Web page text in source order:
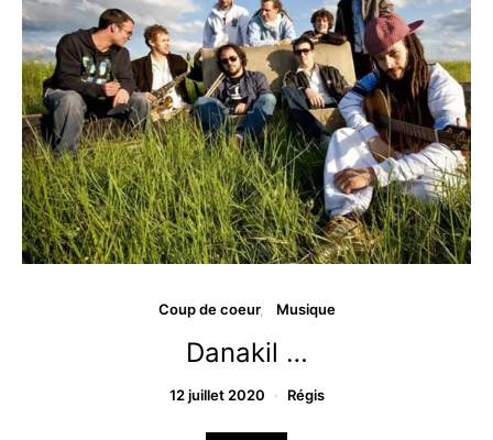
Coup de coeur Musique
Danakil …
12 juillet 2020 Régis